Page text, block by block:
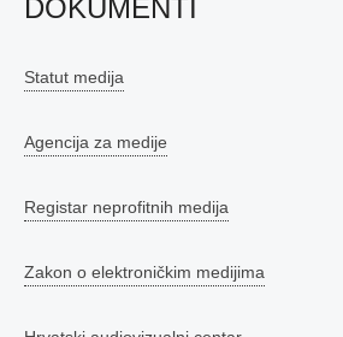
DOKUMENTI
Statut medija
Agencija za medije
Registar neprofitnih medija
Zakon o elektroničkim medijima